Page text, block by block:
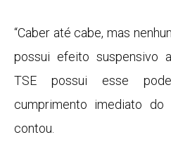
“Caber até cabe, mas
possui efeito suspensivo
TSE possui esse
cumprimento imediato
contou.